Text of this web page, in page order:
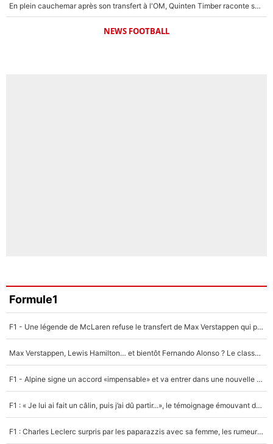
En plein cauchemar après son transfert à l'OM, Quinten Timber raconte ses doutes après sa signature à Marseille
NEWS FOOTBALL
Formule1
F1 - Une légende de McLaren refuse le transfert de Max Verstappen qui pourrait «faire des vagues» et plomber l'ambiance dans l'équipe
Max Verstappen, Lewis Hamilton… et bientôt Fernando Alonso ? Le classement des pilotes les mieux payés en Formule 1 risque de changer !
F1 - Alpine signe un accord «impensable» et va entrer dans une nouvelle dimension : Grande nouvelle pour Pierre Gasly !
F1 : « Je lui ai fait un câlin, puis j’ai dû partir...», le témoignage émouvant de Max Verstappen sur sa fille
F1 : Charles Leclerc surpris par les paparazzis avec sa femme, les rumeurs étaient vraies !